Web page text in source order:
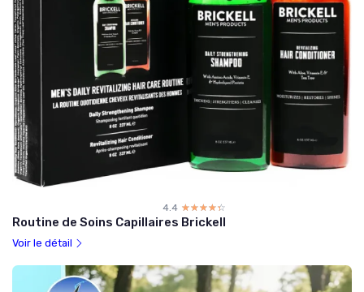
4.4 ☆☆☆☆☆
★★★★★
Routine de Soins Capillaires Brickell
Voir le détail